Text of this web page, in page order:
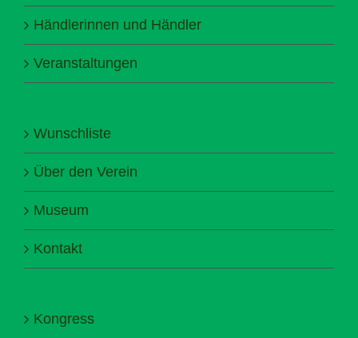
Händlerinnen und Händler
Veranstaltungen
Wunschliste
Über den Verein
Museum
Kontakt
Kongress